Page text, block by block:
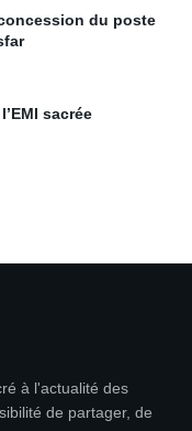
du poste
sacrée
à l'actualité des
de partager, de